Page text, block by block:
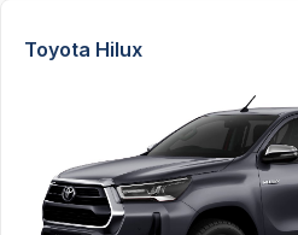
Toyota Hilux